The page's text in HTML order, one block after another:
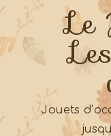
Le
Jouets